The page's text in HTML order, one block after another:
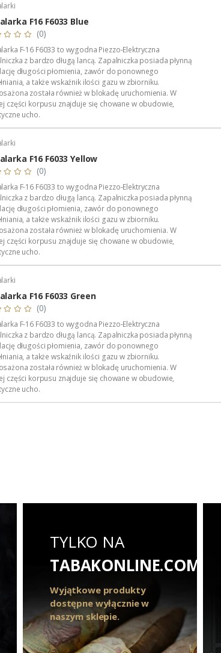
F16 F6033 Blue
(0)
F-16 F6033 to wygodna Piezzo-Elektryczna
z bardzo długą lancą. Zapalniczka posiada płynną
długości płomienia, zawór do ponownego
a także wskaźnik ilości gazu w zbiorniku.
została również w blokadę uruchomienia. W
części korpusu znajduje się chowane w obudowie,
ucho.
zapalarki: 285mm x 48mm x 24mm.
F16 F6033 Yellow
(0)
F-16 F6033 to wygodna Piezzo-Elektryczna
z bardzo długą lancą. Zapalniczka posiada płynną
długości płomienia, zawór do ponownego
a także wskaźnik ilości gazu w zbiorniku.
została również w blokadę uruchomienia. W
części korpusu znajduje się chowane w obudowie,
ucho.
zapalarki: 285mm x 48mm x 24mm.
F16 F6033 Green
(0)
F-16 F6033 to wygodna Piezzo-Elektryczna
z bardzo długą lancą. Zapalniczka posiada płynną
długości płomienia, zawór do ponownego
a także wskaźnik ilości gazu w zbiorniku.
została również w blokadę uruchomienia. W
części korpusu znajduje się chowane w obudowie,
ucho.
zapalarki: 285mm x 48mm x 24mm.
TYLKO NA
TABAKONLINE.COM
Wyjątkowe produkty
dostępne wyłącznie w
naszym sklepie.